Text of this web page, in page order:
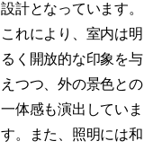
設計となっています。
これにより、室内は明
るく開放的な印象を与
えつつ、外の景色との
一体感も演出していま
す。また、照明には和